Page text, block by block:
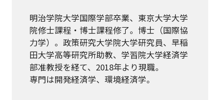
明治学院大学国際学部卒業、東京大学大学
院修士課程・博士課程修了。博士（国際協
力学）。政策研究大学院大学研究員、早稲
田大学高等研究所助教、学習院大学経済学
部准教授を経て、2018年より現職。
専門は開発経済学、環境経済学。